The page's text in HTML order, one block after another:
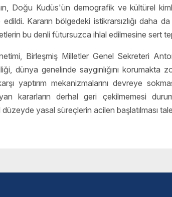
Doğu Kudüs'ün demografik ve kültürel
Kararın bölgedeki istikrarsızlığı daha
bu denli fütursuzca ihlal edilmesine sert
Birleşmiş Milletler Genel Sekreteri
dünya genelinde saygınlığını korumakta
yaptırım mekanizmalarını devreye
kararların derhal geri çekilmemesi
düzeyde yasal süreçlerin acilen başlatılması